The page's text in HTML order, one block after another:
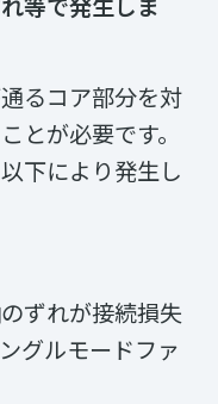
るコア部分を対
とが必要です。
下により発生し
ずれが接続損失
グルモードファ